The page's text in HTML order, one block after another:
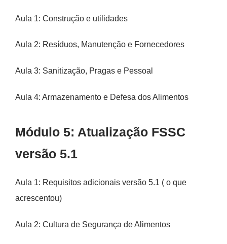
Aula 1: Construção e utilidades
Aula 2: Resíduos, Manutenção e Fornecedores
Aula 3: Sanitização, Pragas e Pessoal
Aula 4: Armazenamento e Defesa dos Alimentos
Módulo 5: Atualização FSSC
versão 5.1
Aula 1: Requisitos adicionais versão 5.1 ( o que
acrescentou)
Aula 2: Cultura de Segurança de Alimentos